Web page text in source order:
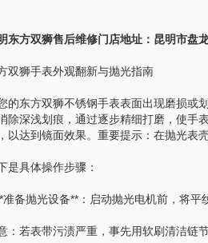
方双狮售后维修门店地址：昆明市盘
狮手表外观翻新与抛光指南
东方双狮不锈钢手表表面出现磨损或划
除深浅划痕，通过逐步精细打磨，使手
以达到镜面效果。重要提示：在抛光表
具体操作步骤：
抛光设备**：启动抛光电机前，将平
若表带污渍严重，事先用软刷清洁链节